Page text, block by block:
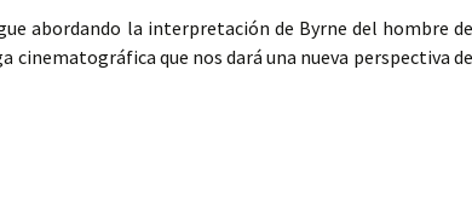
abordando la interpretación de Byrne del hombre de
cinematográfica que nos dará una nueva perspectiva de